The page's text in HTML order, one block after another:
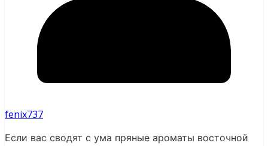
fenix737
Если вас сводят с ума пряные ароматы восточной